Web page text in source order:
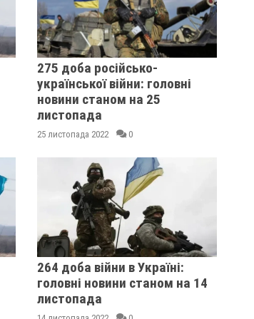
275 доба російсько-
української війни: головні
новини станом на 25
листопада
25 листопада 2022 0
264 доба війни в Україні:
головні новини станом на 14
листопада